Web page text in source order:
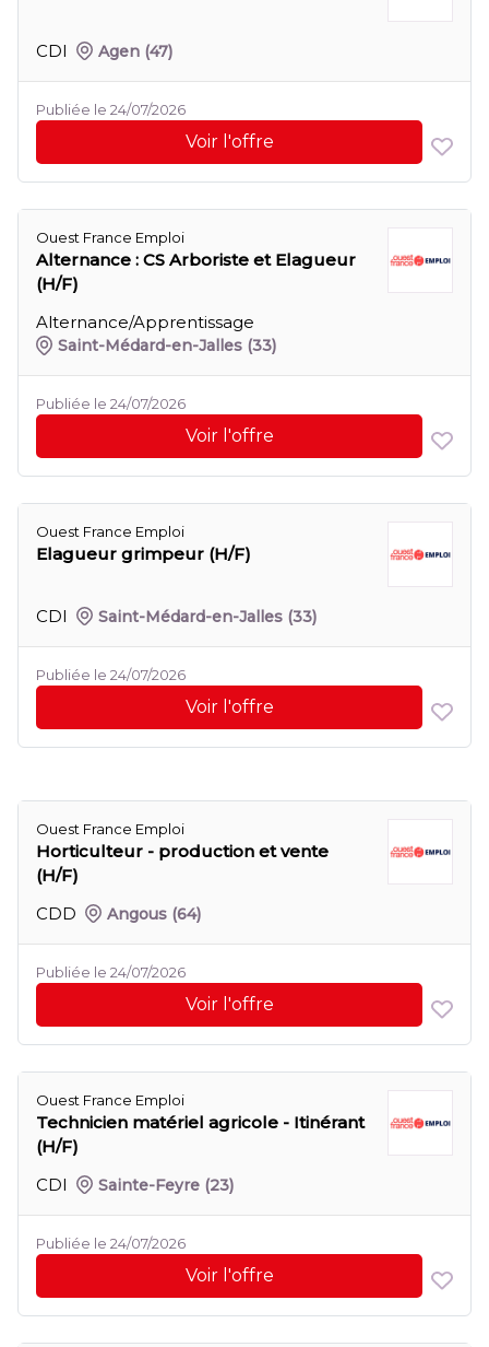
CDI Agen (47)
Publiée le 24/07/2026
Voir l'offre
Ouest France Emploi
Alternance : CS Arboriste et Elagueur
(H/F)
Alternance/Apprentissage
Saint-Médard-en-Jalles (33)
Publiée le 24/07/2026
Voir l'offre
Ouest France Emploi
Elagueur grimpeur (H/F)
CDI Saint-Médard-en-Jalles (33)
Publiée le 24/07/2026
Voir l'offre
Ouest France Emploi
Horticulteur - production et vente
(H/F)
CDD
Angous (64)
Publiée le 24/07/2026
Voir l'offre
Ouest France Emploi
Technicien matériel agricole - Itinérant
(H/F)
CDI
Sainte-Feyre (23)
Publiée le 24/07/2026
Voir l'offre